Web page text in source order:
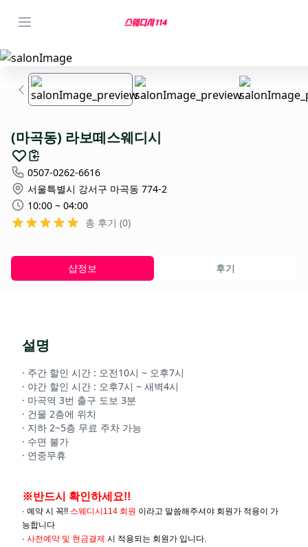
(마곡동) 라보떼스웨디시
0507-0262-6616
서울특별시 강서구 마곡동 774-2
10:00 ~ 04:00
총 후기 (0)
샵정보 후기
설명
· 주간 할인 시간 : 오전10시 ~ 오후7시
· 야간 할인 시간 : 오후7시 ~ 새벽4시
· 마곡역 3번 출구 도보 3분
· 건물 2층에 위치
· 지하 2~5층 무료 주차 가능
· 수면 불가
· 연중무휴
※반드시 확인하세요!!
· 예약 시 꼭!! 스웨디시114 회원 이라고 말씀해주셔야 회원가 적용이 가
능합니다
· 사전예약 및 현금결제 시 적용되는 회원가 입니다.